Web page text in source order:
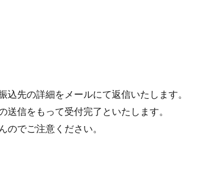
先の詳細をメールにて返信いたします。
信をもって受付完了といたします。
のでご注意ください。